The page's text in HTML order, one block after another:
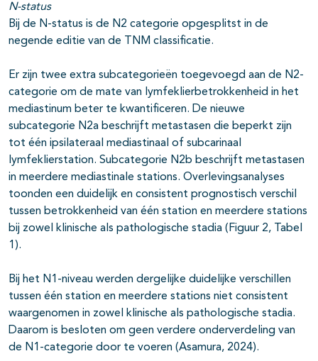
N-status
Bij de N-status is de N2 categorie opgesplitst in de
negende editie van de TNM classificatie.
Er zijn twee extra subcategorieën toegevoegd aan de N2-
categorie om de mate van lymfeklierbetrokkenheid in het
mediastinum beter te kwantificeren. De nieuwe
subcategorie N2a beschrijft metastasen die beperkt zijn
tot één ipsilateraal mediastinaal of subcarinaal
lymfeklierstation. Subcategorie N2b beschrijft metastasen
in meerdere mediastinale stations. Overlevingsanalyses
toonden een duidelijk en consistent prognostisch verschil
tussen betrokkenheid van één station en meerdere stations
bij zowel klinische als pathologische stadia (Figuur 2, Tabel
1).
Bij het N1-niveau werden dergelijke duidelijke verschillen
tussen één station en meerdere stations niet consistent
waargenomen in zowel klinische als pathologische stadia.
Daarom is besloten om geen verdere onderverdeling van
de N1-categorie door te voeren (Asamura, 2024).